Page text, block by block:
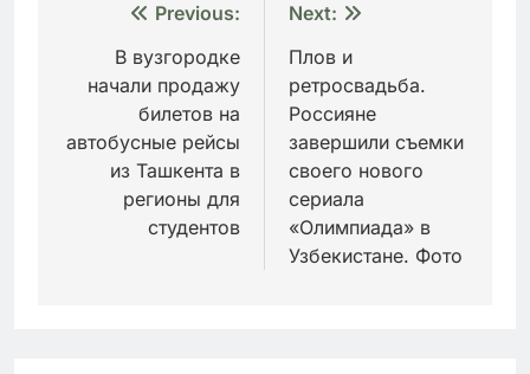
Навигация
записям
Previous:
В вузгородке
начали продажу
билетов на
автобусные рейсы
из Ташкента в
регионы для
студентов
Next:
Плов и
ретросвадьба.
Россияне
завершили съемки
своего нового
сериала
«Олимпиада» в
Узбекистане. Фото